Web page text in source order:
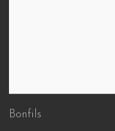
Bonfils